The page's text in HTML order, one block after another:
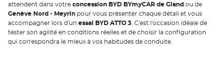
attendent dans votre concession BYD BYmyCAR de Gland ou de
Genève Nord - Meyrin pour vous présenter chaque détail et vous
accompagner lors d'un essai BYD ATTO 3 . C'est l'occasion idéale de
tester son agilité en conditions réelles et de choisir la configuration
qui correspondra le mieux à vos habitudes de conduite.